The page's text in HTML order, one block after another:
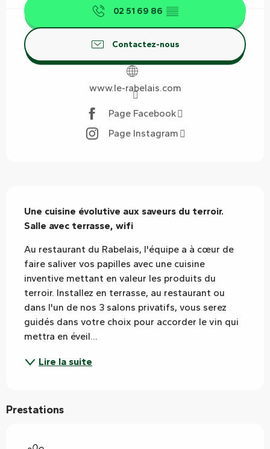
02 51 69 86 ▒▒
Contactez-nous
www.le-rabelais.com
Page Facebook
Page Instagram
Une cuisine évolutive aux saveurs du terroir.
Salle avec terrasse, wifi
Au restaurant du Rabelais, l'équipe a à cœur de
faire saliver vos papilles avec une cuisine
inventive mettant en valeur les produits du
terroir. Installez en terrasse, au restaurant ou
dans l'un de nos 3 salons privatifs, vous serez
guidés dans votre choix pour accorder le vin qui
mettra en éveil...
Lire la suite
Prestations